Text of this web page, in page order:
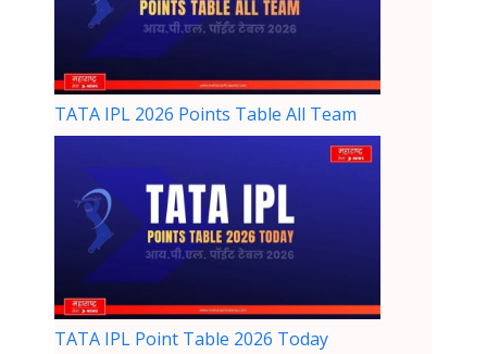
TATA IPL 2026 Points Table All Team
TATA IPL Point Table 2026 Today